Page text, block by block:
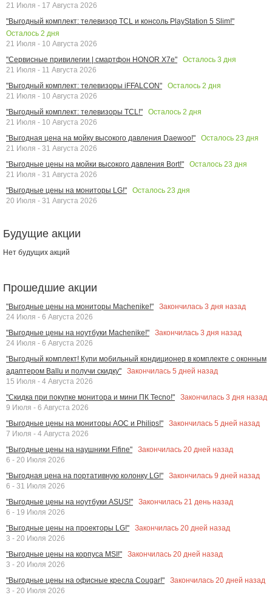
21 Июля - 17 Августа 2026
"Выгодный комплект: телевизор TCL и консоль PlayStation 5 Slim!"
Осталось 2 дня
21 Июля - 10 Августа 2026
"Сервисные привилегии | смартфон HONOR X7e"
Осталось 3 дня
21 Июля - 11 Августа 2026
"Выгодный комплект: телевизоры iFFALCON"
Осталось 2 дня
21 Июля - 10 Августа 2026
"Выгодный комплект: телевизоры TCL!"
Осталось 2 дня
21 Июля - 10 Августа 2026
"Выгодная цена на мойку высокого давления Daewoo!"
Осталось 23 дня
21 Июля - 31 Августа 2026
"Выгодные цены на мойки высокого давления Bort!"
Осталось 23 дня
21 Июля - 31 Августа 2026
"Выгодные цены на мониторы LG!"
Осталось 23 дня
20 Июля - 31 Августа 2026
Будущие акции
Нет будущих акций
Прошедшие акции
"Выгодные цены на мониторы Machenike!" Закончилась 3 дня назад
24 Июля - 6 Августа 2026
"Выгодные цены на ноутбуки Machenike!"
Закончилась 3 дня назад
24 Июля - 6 Августа 2026
"Выгодный комплект! Купи мобильный кондиционер в комплекте с оконным
адаптером Ballu и получи скидку"
Закончилась 5 дней назад
15 Июля - 4 Августа 2026
"Скидка при покупке монитора и мини ПК Tecno!"
Закончилась 3 дня назад
9 Июля - 6 Августа 2026
"Выгодные цены на мониторы AOC и Philips!"
Закончилась 5 дней назад
7 Июля - 4 Августа 2026
"Выгодные цены на наушники Fifine"
Закончилась 20 дней назад
6 - 20 Июля 2026
"Выгодная цена на портативную колонку LG!"
Закончилась 9 дней назад
6 - 31 Июля 2026
"Выгодные цены на ноутбуки ASUS!"
Закончилась 21 день назад
6 - 19 Июля 2026
"Выгодные цены на проекторы LG!"
Закончилась 20 дней назад
3 - 20 Июля 2026
"Выгодные цены на корпуса MSI!"
Закончилась 20 дней назад
3 - 20 Июля 2026
"Выгодные цены на офисные кресла Cougar!"
Закончилась 20 дней назад
3 - 20 Июля 2026